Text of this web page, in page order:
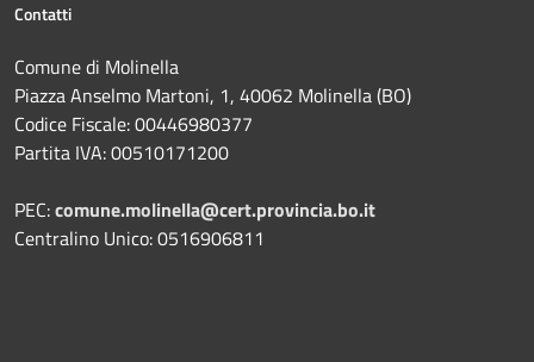
Contatti
Comune di Molinella
Piazza Anselmo Martoni, 1, 40062 Molinella (BO)
Codice Fiscale: 00446980377
Partita IVA: 00510171200
PEC:comune.molinella@cert.provincia.bo.it
Centralino Unico: 0516906811